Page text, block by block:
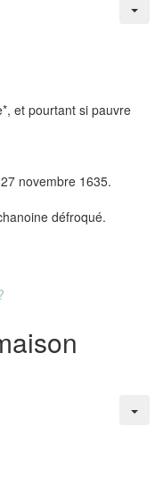
et pourtant si pauvre
novembre 1635.
défroqué.